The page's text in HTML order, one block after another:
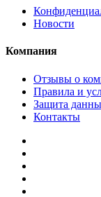
Новости
Компания
Отзывы о
Правила и
Защита
Контакты